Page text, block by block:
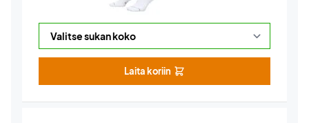
Laita koriin